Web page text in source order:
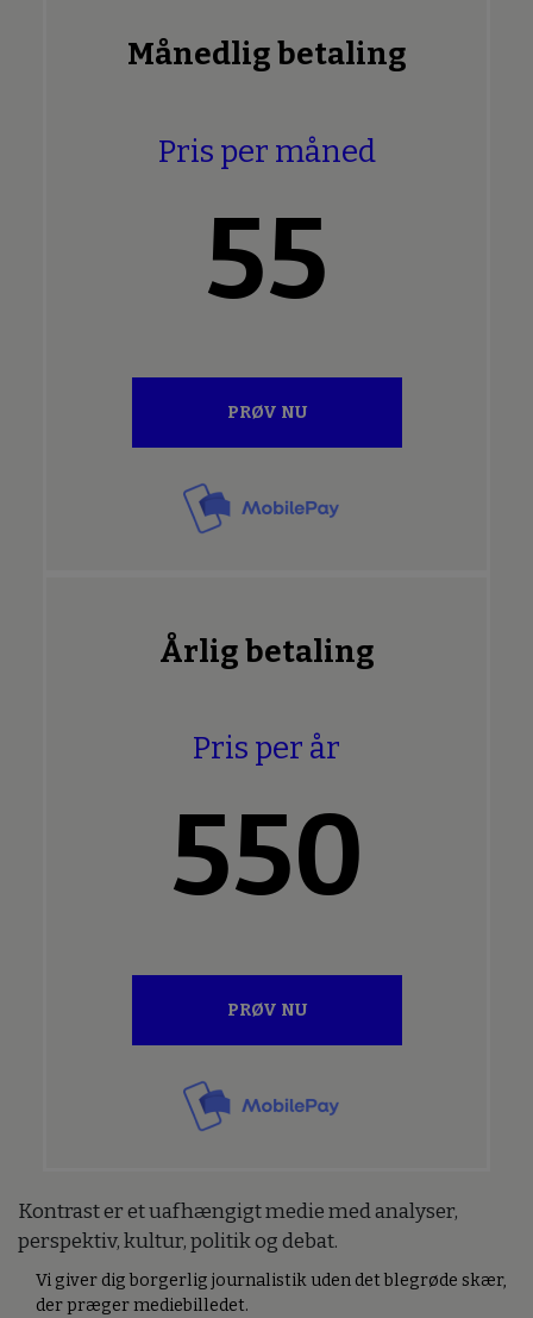
Månedlig betaling
Pris per måned
55
PRØV NU
Årlig betaling
Pris per år
550
PRØV NU
Kontrast er et uafhængigt medie med analyser,
perspektiv, kultur, politik og debat.
Vi giver dig borgerlig journalistik uden det blegrøde skær,
der præger mediebilledet.